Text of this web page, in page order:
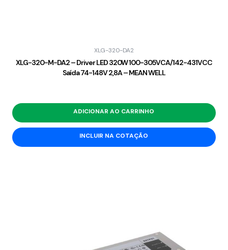
XLG-320-DA2
XLG-320-M-DA2 – Driver LED 320W 100-305VCA/142-431VCC
Saída 74-148V 2,8A – MEAN WELL
ADICIONAR AO CARRINHO
INCLUIR NA COTAÇÃO